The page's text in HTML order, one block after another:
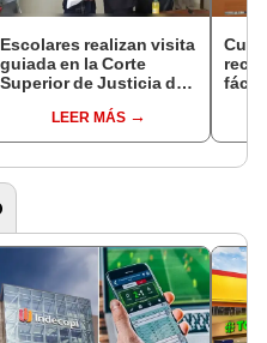
Escolares realizan visita
guiada en la Corte
Superior de Justicia de
LEER MÁS
fácil